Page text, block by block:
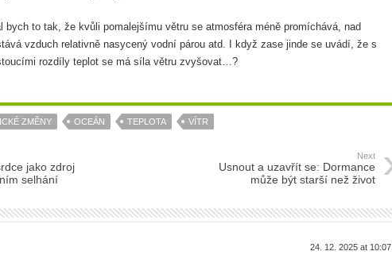
bych to tak, že kvůli pomalejšímu větru se atmosféra méně promíchává, nad
vzduch relativně nasycený vodní párou atd. I když zase jinde se uvádí, že s
rozdíly teplot se má síla větru zvyšovat…?
ZMĚNY OCEÁN TEPLOTA VÍTR
jako zdroj
selhání
Next
Usnout a uzavřít se: Dormance
může být starší než život
24. 12. 2025 at 10:07